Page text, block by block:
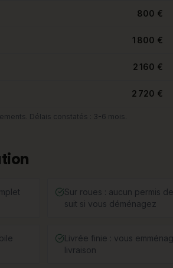
800 €
1 800 €
2 160 €
2 720 €
Délais constatés : 3-6 mois.
Sur roues : aucun permis
suit si vous déménagez
Livrée finie : vous
livraison